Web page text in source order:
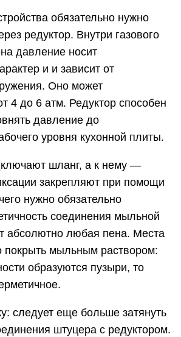
обязательно нужно
редуктор. Внутри газового
давление носит
и и зависит от
Оно может
4 до 6 атм. Редуктор способен
давление до
уровня кухонной плиты.
шланг, а к нему —
закрепляют при помощи
нужно обязательно
соединения мыльной
абсолютно любая пена. Места
покрыть мыльным раствором:
образуются пузыри, то
следует еще больше затянуть
штуцера с редуктором.